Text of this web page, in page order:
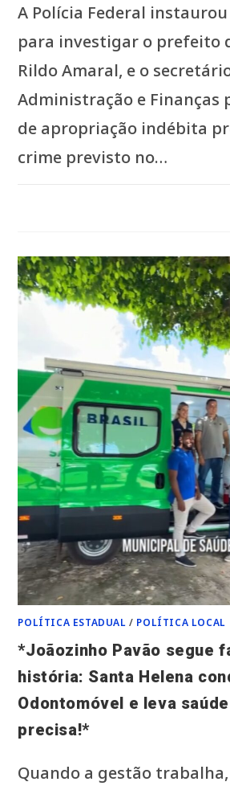
A Polícia Federal
para investigar o prefeito
Rildo Amaral, e o
Administração e Finanças
de apropriação indébita
crime previsto no…
E
POR
SUSPEITA
DE
INDÉBITA
POLÍTICA ESTADUAL / POLÍTICA LOCAL
*Joãozinho Pavão segue
história: Santa Helena
Odontomóvel e leva
precisa!*
Quando a gestão